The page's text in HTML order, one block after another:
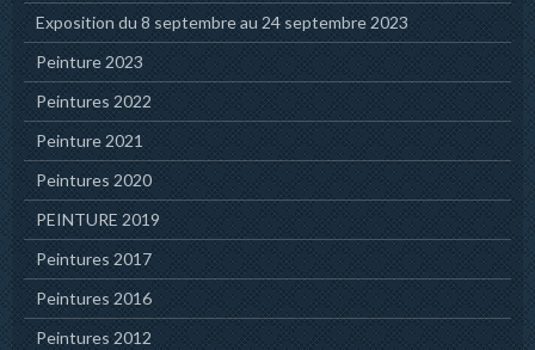
Exposition du 8 septembre au 24 septembre 2023
Peinture 2023
Peintures 2022
Peinture 2021
Peintures 2020
PEINTURE 2019
Peintures 2017
Peintures 2016
Peintures 2012